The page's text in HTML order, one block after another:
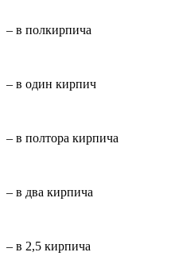
– в полкирпича
– в один кирпич
– в полтора кирпича
– в два кирпича
– в 2,5 кирпича